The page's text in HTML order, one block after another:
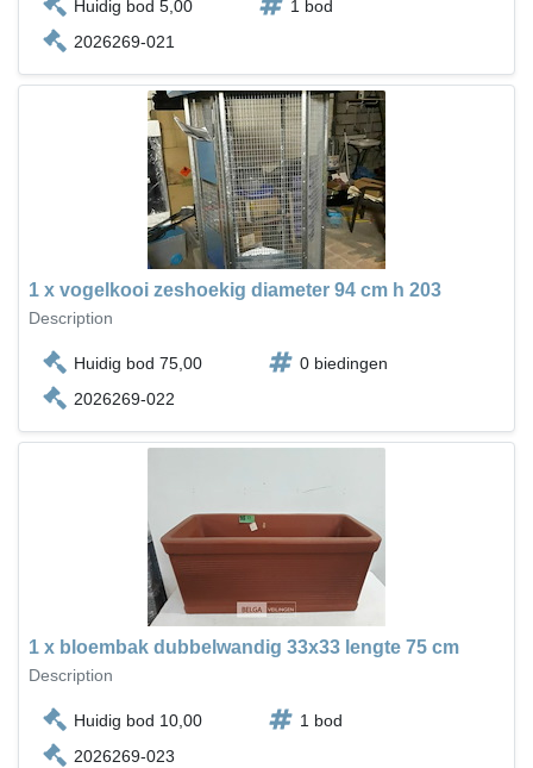
Huidig bod 5,00
1 bod
2026269-021
1 x vogelkooi zeshoekig diameter 94 cm h 203
Description
Huidig bod 75,00
0 biedingen
2026269-022
1 x bloembak dubbelwandig 33x33 lengte 75 cm
Description
Huidig bod 10,00
1 bod
2026269-023